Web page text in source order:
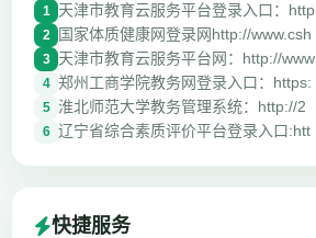
1 天津市教育云服务平台登录入口：http
2 国家体质健康网登录网http://www.csh
3 天津市教育云服务平台网：http://www
4 郑州工商学院教务网登录入口：https:
5 淮北师范大学教务管理系统：http://2
6 辽宁省综合素质评价平台登录入口:htt
快捷服务